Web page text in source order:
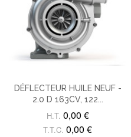
DÉFLECTEUR HUILE NEUF -
2.0 D 163CV, 122...
H.T. 0,00 €
T.T.C. 0,00 €